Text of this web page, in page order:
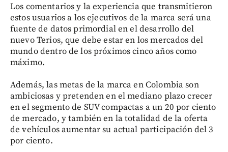
Los comentarios y la experiencia que transmitieron
estos usuarios a los ejecutivos de la marca será una
fuente de datos primordial en el desarrollo del
nuevo Terios, que debe estar en los mercados del
mundo dentro de los próximos cinco años como
máximo.
Además, las metas de la marca en Colombia son
ambiciosas y pretenden en el mediano plazo crecer
en el segmento de SUV compactas a un 20 por ciento
de mercado, y también en la totalidad de la oferta
de vehículos aumentar su actual participación del 3
por ciento.